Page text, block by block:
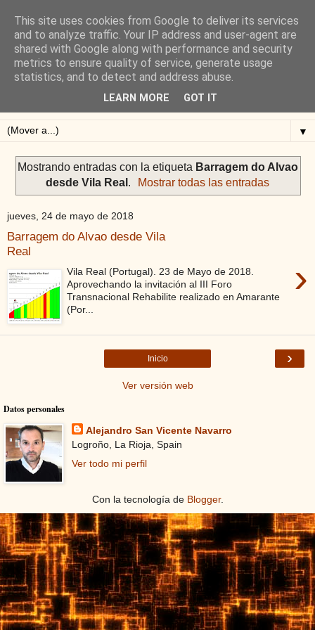
Blog de Alejandro San
Vicente
Blog sobre ciclismo: perfiles y altimetrías.
▼
Mostrando entradas con la etiqueta Barragem do Alvao
desde Vila Real . Mostrar todas las entradas
jueves, 24 de mayo de 2018
Barragem do Alvao desde Vila
Real
›
Vila Real (Portugal). 23 de Mayo de 2018.
Aprovechando la invitación al III Foro
Transnacional Rehabilite realizado en Amarante
(Por...
›
Inicio
Ver versión web
Datos personales
Alejandro San Vicente Navarro
Logroño, La Rioja, Spain
Ver todo mi perfil
Con la tecnología de Blogger.
This site uses cookies from Google to deliver its services
and to analyze traffic. Your IP address and user-agent are
shared with Google along with performance and security
metrics to ensure quality of service, generate usage
statistics, and to detect and address abuse.
LEARN MORE GOT IT